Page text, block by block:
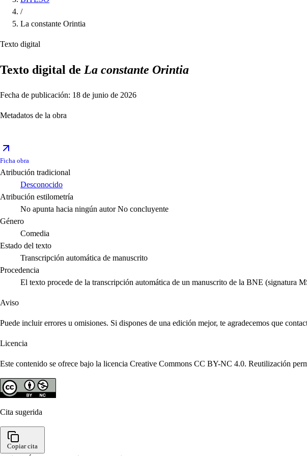
/
La constante Orintia
Texto digital
Texto digital de La constante Orintia
Fecha de publicación: 18 de junio de 2026
Metadatos de la obra
Ficha obra
Atribución tradicional
Desconocido
Atribución estilometría
No apunta hacia ningún autor No concluyente
Género
Comedia
Estado del texto
Transcripción automática de manuscrito
Procedencia
El texto procede de la transcripción automática de un manuscrito de la BNE (signatura
Aviso
Puede incluir errores u omisiones. Si dispones de una edición mejor, te agradecemos que
Licencia
Este contenido se ofrece bajo la licencia Creative Commons CC BY-NC 4.0. Reutilización
Cita sugerida
Copiar cita